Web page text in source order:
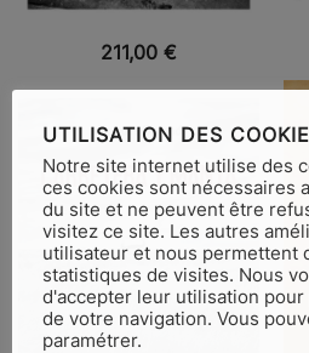
VUE RAPIDE
211,00 €
UTILISATION DES
Notre site internet utilise des
ces cookies sont nécessaires
du site et ne peuvent être
visitez ce site. Les autres
utilisateur et nous permettent
statistiques de visites. Nous
d'accepter leur utilisation
de votre navigation. Vous
paramétrer.